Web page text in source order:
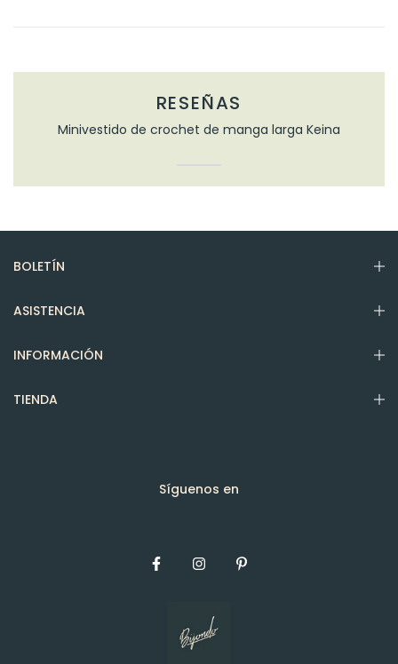
RESEÑAS
Minivestido de crochet de manga larga Keina
BOLETÍN
ASISTENCIA
INFORMACIÓN
TIENDA
Síguenos en